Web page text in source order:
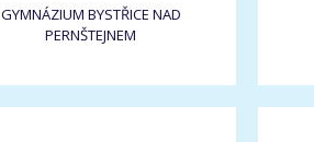
GYMNÁZIUM BYSTŘICE NAD
PERNŠTEJNEM